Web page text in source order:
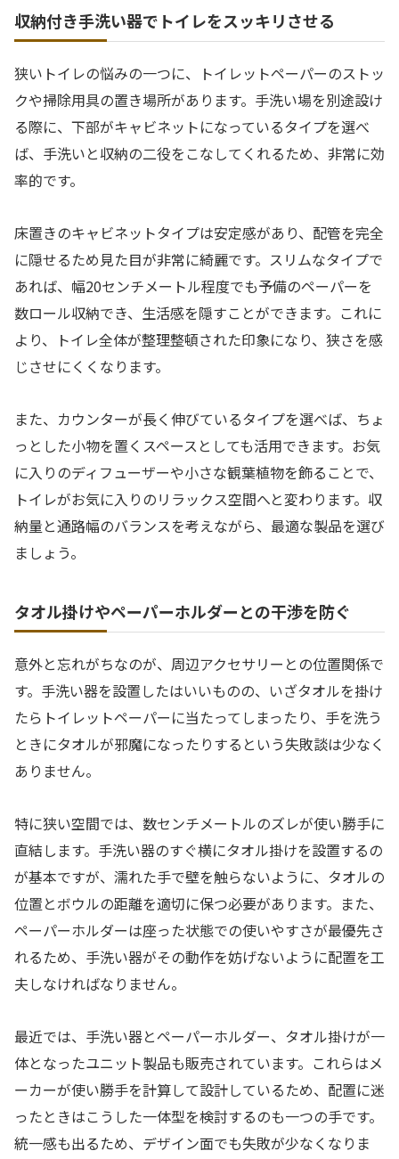
収納付き手洗い器でトイレをスッキリさせる
狭いトイレの悩みの一つに、トイレットペーパーのストッ
クや掃除用具の置き場所があります。手洗い場を別途設け
る際に、下部がキャビネットになっているタイプを選べ
ば、手洗いと収納の二役をこなしてくれるため、非常に効
率的です。
床置きのキャビネットタイプは安定感があり、配管を完全
に隠せるため見た目が非常に綺麗です。スリムなタイプで
あれば、幅20センチメートル程度でも予備のペーパーを
数ロール収納でき、生活感を隠すことができます。これに
より、トイレ全体が整理整頓された印象になり、狭さを感
じさせにくくなります。
また、カウンターが長く伸びているタイプを選べば、ちょ
っとした小物を置くスペースとしても活用できます。お気
に入りのディフューザーや小さな観葉植物を飾ることで、
トイレがお気に入りのリラックス空間へと変わります。収
納量と通路幅のバランスを考えながら、最適な製品を選び
ましょう。
タオル掛けやペーパーホルダーとの干渉を防ぐ
意外と忘れがちなのが、周辺アクセサリーとの位置関係で
す。手洗い器を設置したはいいものの、いざタオルを掛け
たらトイレットペーパーに当たってしまったり、手を洗う
ときにタオルが邪魔になったりするという失敗談は少なく
ありません。
特に狭い空間では、数センチメートルのズレが使い勝手に
直結します。手洗い器のすぐ横にタオル掛けを設置するの
が基本ですが、濡れた手で壁を触らないように、タオルの
位置とボウルの距離を適切に保つ必要があります。また、
ペーパーホルダーは座った状態での使いやすさが最優先さ
れるため、手洗い器がその動作を妨げないように配置を工
夫しなければなりません。
最近では、手洗い器とペーパーホルダー、タオル掛けが一
体となったユニット製品も販売されています。これらはメ
ーカーが使い勝手を計算して設計しているため、配置に迷
ったときはこうした一体型を検討するのも一つの手です。
統一感も出るため、デザイン面でも失敗が少なくなりま